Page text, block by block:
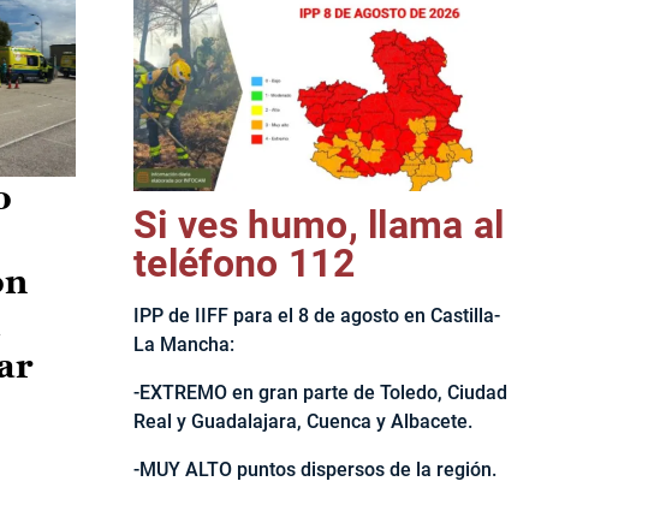
II Vuelta Ciclista CLM LEADER
Si ves humo, llama al
teléfono 112
IPP de IIFF para el 8 de agosto en Castilla-
La Mancha:
-EXTREMO en gran parte de Toledo, Ciudad
Real y Guadalajara, Cuenca y Albacete.
-MUY ALTO puntos dispersos de la región.